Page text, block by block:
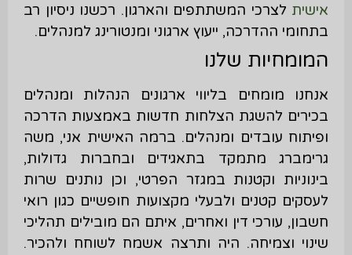
אישית לצרכי המשתתפים והארגון. רכשנו ניסיון רב
בתחומי ההדרכה, ייעוץ ארגוני ומנטורינג למנהלים.
המומחיות שלנו
אנחנו מומחים בליווי ארגונים הנהלות ומנהלים
בכירים להשגת הצלחות חדשות באמצעות הדרכה
ופיתוח עובדים ומנהלים. ברמה האישית אני, משה
גרימברג מתמקד בתאגידים ובחברות גדולות,
בינוניות וקטנות במגזר הפרטי, וכן נותנים שרות
לעסקים קטנים ולבעלי מקצועות חופשיים כגון רואי
חשבון, עורכי דין ואחרים, איתם הם מובילים תהליכי
שינוי וצמיחה. היה ותרצה אשמח לשוחח ולהכיר.